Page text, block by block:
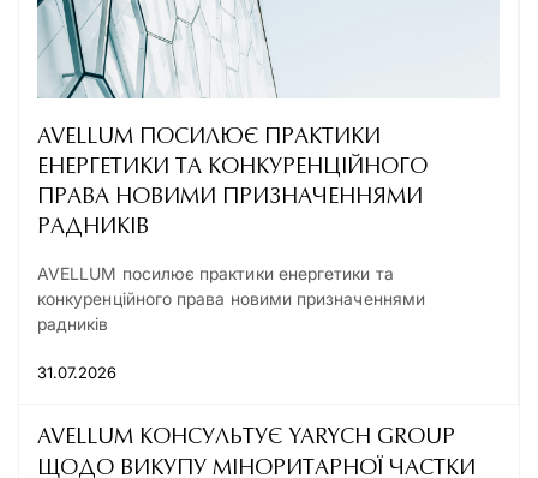
AVELLUM ПОСИЛЮЄ ПРАКТИКИ
ЕНЕРГЕТИКИ ТА КОНКУРЕНЦІЙНОГО
ПРАВА НОВИМИ ПРИЗНАЧЕННЯМИ
РАДНИКІВ
AVELLUM посилює практики енергетики та
конкуренційного права новими призначеннями
радників
31.07.2026
AVELLUM КОНСУЛЬТУЄ YARYCH GROUP
ЩОДО ВИКУПУ МІНОРИТАРНОЇ ЧАСТКИ